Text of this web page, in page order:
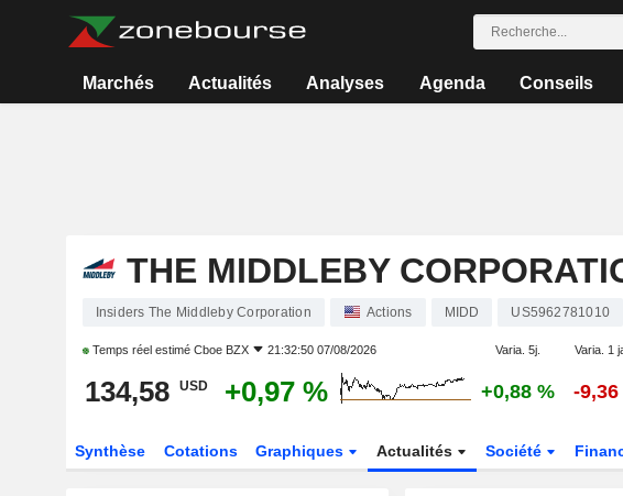
Marchés Actualités Analyses Agenda Conseils
THE MIDDLEBY
Insiders The Middleby Corporation Actions MIDD US5962781010
Temps réel estimé Cboe BZX 21:32:50 07/08/2026 Varia. 5j. Varia. 1
134,58 USD +0,97 % +0,88 % -9,36
Synthèse Cotations Graphiques Actualités Société